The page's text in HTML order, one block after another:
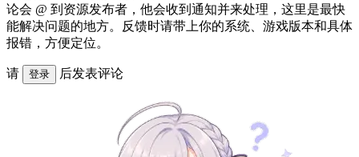
论会 @ 到资源发布者，他会收到通知并来处理，这里是最快
能解决问题的地方。反馈时请带上你的系统、游戏版本和具体
报错，方便定位。
请 登录 后发表评论